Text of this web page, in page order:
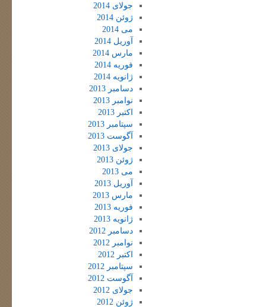
جولای 2014
ژوئن 2014
می 2014
آوریل 2014
مارس 2014
فوریه 2014
ژانویه 2014
دسامبر 2013
نوامبر 2013
اکتبر 2013
سپتامبر 2013
آگوست 2013
جولای 2013
ژوئن 2013
می 2013
آوریل 2013
مارس 2013
فوریه 2013
ژانویه 2013
دسامبر 2012
نوامبر 2012
اکتبر 2012
سپتامبر 2012
آگوست 2012
جولای 2012
ژوئن 2012